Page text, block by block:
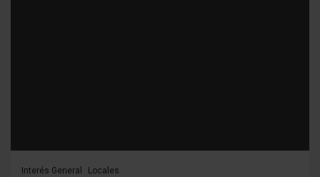
Interés General Locales